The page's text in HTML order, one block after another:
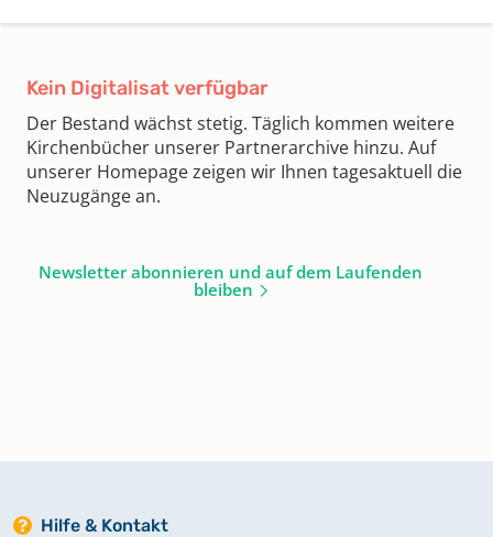
Kein Digitalisat verfügbar
Der Bestand wächst stetig. Täglich kommen weitere
Kirchenbücher unserer Partnerarchive hinzu. Auf
unserer Homepage zeigen wir Ihnen tagesaktuell die
Neuzugänge an.
Newsletter abonnieren und auf dem Laufenden
bleiben
Hilfe & Kontakt